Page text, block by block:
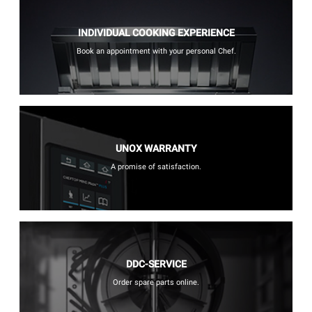
INDIVIDUAL COOKING EXPERIENCE
Book an appointment with your personal Chef.
UNOX WARRANTY
A promise of satisfaction.
DDC-SERVICE
Order spare parts online.